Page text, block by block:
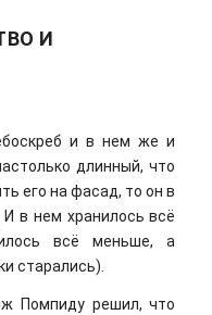
И
и в нем же и
длинный, что
его на фасад, то он в
И в нем хранилось всё
всё меньше, а
старались).
Помпиду решил, что